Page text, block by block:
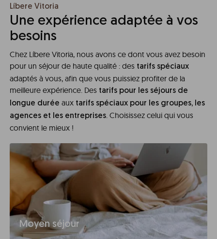
Líbere Vitoria
Une expérience adaptée à vos
besoins
Chez Líbere Vitoria, nous avons ce dont vous avez besoin
pour un séjour de haute qualité : des tarifs spéciaux
adaptés à vous, afin que vous puissiez profiter de la
meilleure expérience. Des tarifs pour les séjours de
longue durée aux tarifs spéciaux pour les groupes, les
agences et les entreprises . Choisissez celui qui vous
convient le mieux !
Moyen séjour